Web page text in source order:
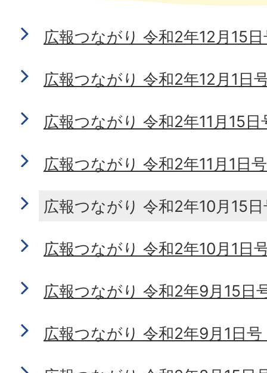
広報つながり 令和2年12月15
広報つながり 令和2年12月1日
広報つながり 令和2年11月15日
広報つながり 令和2年11月1日
広報つながり 令和2年10月15
広報つながり 令和2年10月1日
広報つながり 令和2年9月15日
広報つながり 令和2年9月1日号